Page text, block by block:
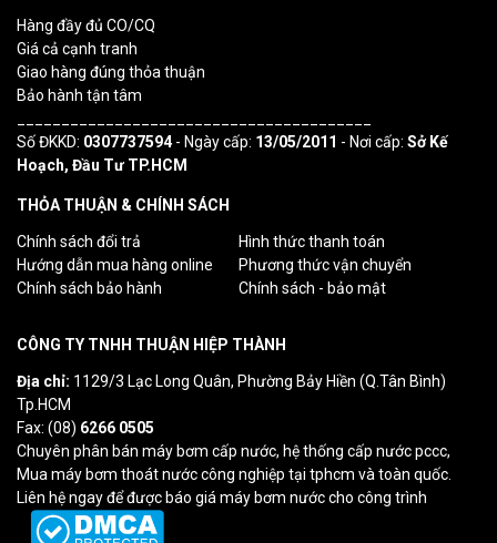
Hàng đầy đủ CO/CQ
Giá cả cạnh tranh
Giao hàng đúng thỏa thuận
Bảo hành tận tâm
Số ĐKKD: 0307737594- Ngày cấp: 13/05/2011 - Nơi cấp: Sở Kế
Hoạch, Đầu Tư TP.HCM
THỎA THUẬN & CHÍNH SÁCH
Chính sách đổi trả
Hình thức thanh toán
Hướng dẫn mua hàng online
Phương thức vận chuyển
Chính sách bảo hành
Chính sách - bảo mật
CÔNG TY TNHH THUẬN HIỆP THÀNH
Địa chỉ: 1129/3 Lạc Long Quân, Phường Bảy Hiền (Q.Tân Bình)
Tp.HCM
Fax: (08) 6266 0505
Chuyên phân bán máy bơm cấp nước, hệ thống cấp nước pccc,
Mua máy bơm thoát nước công nghiệp tại tphcm và toàn quốc.
Liên hệ ngay để được báo giá máy bơm nước cho công trình